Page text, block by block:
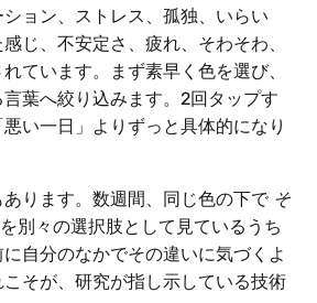
ョン、ストレス、孤独、いらい
じ、不安定さ、疲れ、そわそわ、
ています。まず素早く色を選び、
葉へ絞り込みます。2回タップす
い一日」よりずっと具体的になり
ります。数週間、同じ色の下で そ
を別々の選択肢として見ているうち
自分のなかでその違いに気づくよ
そが、研究が指し示している技術